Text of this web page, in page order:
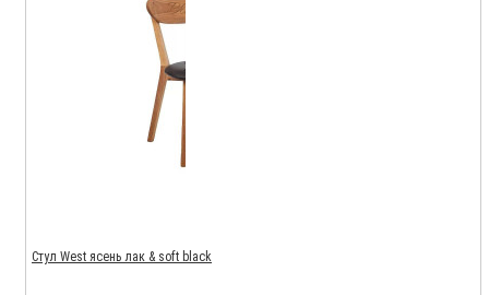
Стул West ясень лак & soft black